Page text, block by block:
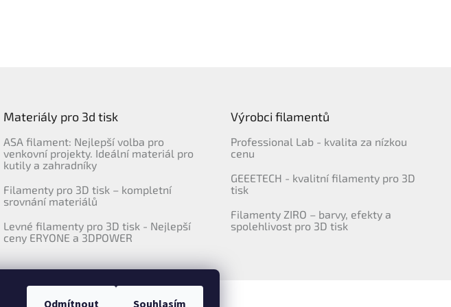
Materiály pro 3d tisk
ASA filament: Nejlepší volba pro
venkovní projekty. Ideální materiál pro
kutily a zahradníky
Filamenty pro 3D tisk – kompletní
srovnání materiálů
Levné filamenty pro 3D tisk - Nejlepší
ceny ERYONE a 3DPOWER
Výrobci filamentů
Professional Lab - kvalita za nízkou
cenu
GEEETECH - kvalitní filamenty pro 3D
tisk
Filamenty ZIRO – barvy, efekty a
spolehlivost pro 3D tisk